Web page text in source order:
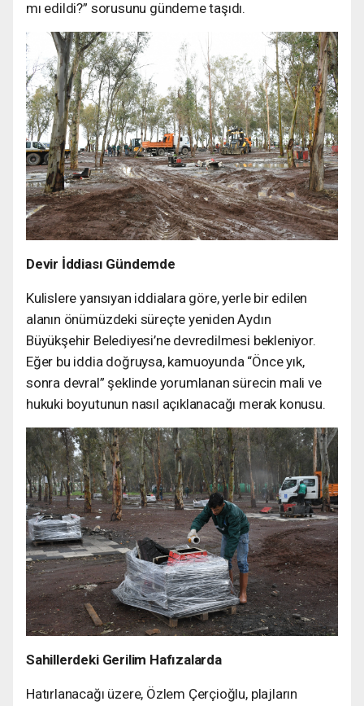
mı edildi?” sorusunu gündeme taşıdı.
Devir İddiası Gündemde
Kulislere yansıyan iddialara göre, yerle bir edilen
alanın önümüzdeki süreçte yeniden Aydın
Büyükşehir Belediyesi’ne devredilmesi bekleniyor.
Eğer bu iddia doğruysa, kamuoyunda “Önce yık,
sonra devral” şeklinde yorumlanan sürecin mali ve
hukuki boyutunun nasıl açıklanacağı merak konusu.
Sahillerdeki Gerilim Hafızalarda
Hatırlanacağı üzere, Özlem Çerçioğlu, plajların